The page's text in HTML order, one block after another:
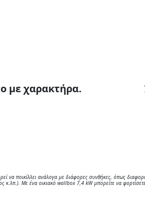
με χαρακτήρα.
να ποικίλλει ανάλογα με διάφορες συνθήκες, όπως
κ.λπ.). Με ένα οικιακό wallbox 7,4 kW μπορείτε να